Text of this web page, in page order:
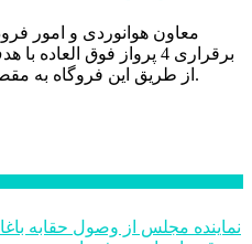
معاون هوانوردی و امور
برقراری 4 پرواز فوق
از طریق این فروگاه به مقصد نجف اشرف و بالعکس خبر داد.
نماینده مجلس از وصول حقابه